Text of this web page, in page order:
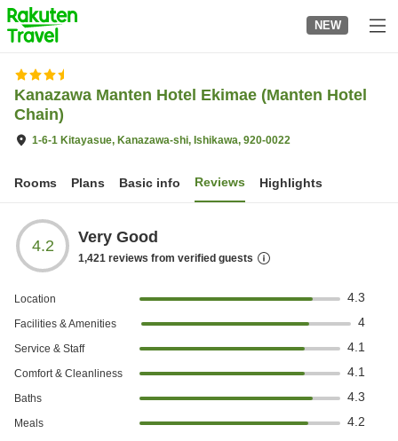
to
top
page
NEW
Kanazawa Manten Hotel Ekimae (Manten Hotel
Chain)
1-6-1 Kitayasue, Kanazawa-shi, Ishikawa, 920-0022
Rooms Plans Basic info Reviews Highlights
4.2 Very Good
1,421 reviews from verified guests
Location 4.3
Facilities & Amenities 4
Service & Staff 4.1
Comfort & Cleanliness 4.1
Baths 4.3
Meals 4.2